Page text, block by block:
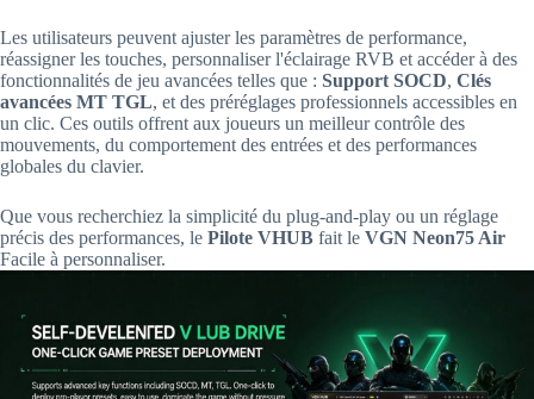
Les utilisateurs peuvent ajuster les paramètres de performance,
réassigner les touches, personnaliser l'éclairage RVB et accéder à des
fonctionnalités de jeu avancées telles que : Support SOCD, Clés
avancées MT TGL, et des préréglages professionnels accessibles en
un clic. Ces outils offrent aux joueurs un meilleur contrôle des
mouvements, du comportement des entrées et des performances
globales du clavier.
Que vous recherchiez la simplicité du plug-and-play ou un réglage
précis des performances, le Pilote VHUB fait le VGN Neon75 Air
Facile à personnaliser.